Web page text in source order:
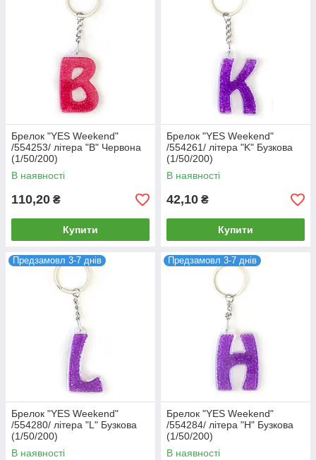
Брелок "YES Weekend"
/554253/ літера "B" Червона
(1/50/200)
В наявності
110,20 ₴
Купити
Брелок "YES Weekend"
/554261/ літера "K" Бузкова
(1/50/200)
В наявності
42,10 ₴
Купити
Предзамовл 3-7 днів
Брелок "YES Weekend"
/554280/ літера "L" Бузкова
(1/50/200)
В наявності
Предзамовл 3-7 днів
Брелок "YES Weekend"
/554284/ літера "H" Бузкова
(1/50/200)
В наявності